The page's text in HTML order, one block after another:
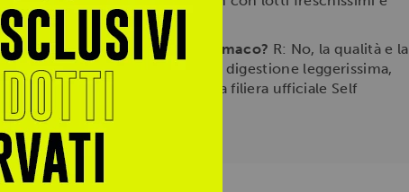
nausea o problemi allo stomaco? R: No, la qualità e la
tollerabilità gastrica ed una digestione leggerissima,
la tracciabilità diretta dalla filiera ufficiale Self